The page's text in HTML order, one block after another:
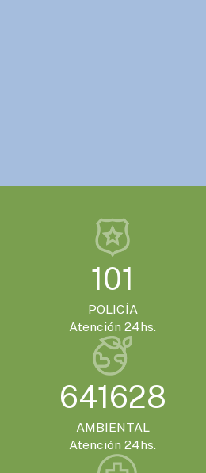
101
POLICÍA
Atención 24hs.
641628
AMBIENTAL
Atención 24hs.